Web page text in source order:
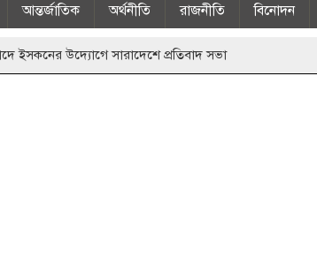
আন্তর্জাতিক অর্থনীতি রাজনীতি বিনোদন
ইসকনের উদ্যোগে সারাদেশে প্রতিবাদ সভা